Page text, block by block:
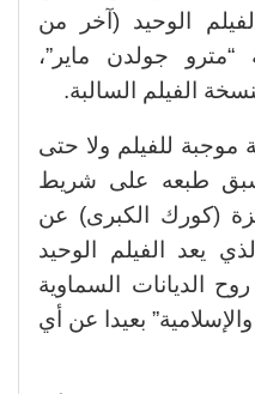
الوحيد (آخر من
جولدن ماير”،
الفيلم السالبة.
للفيلم ولا حتى
طبعه على شريط
(كورك الكبرى) عن
يعد الفيلم الوحيد
الديانات السماوية
والإسلامية” بعيدا عن أي